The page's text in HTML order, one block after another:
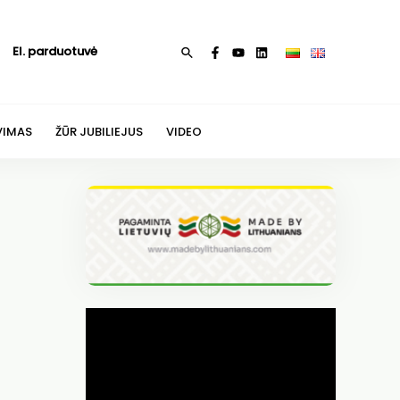
El. parduotuvė Paieška
ŽŪR JUBILIEJUS VIDEO